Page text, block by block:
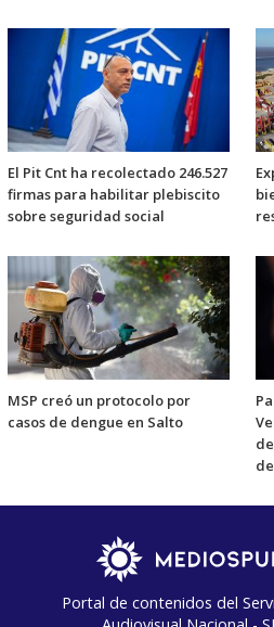
El Pit Cnt ha recolectado 246.527
firmas para habilitar plebiscito
sobre seguridad social
MSP creó un protocolo por
casos de dengue en Salto
Portal de contenidos del